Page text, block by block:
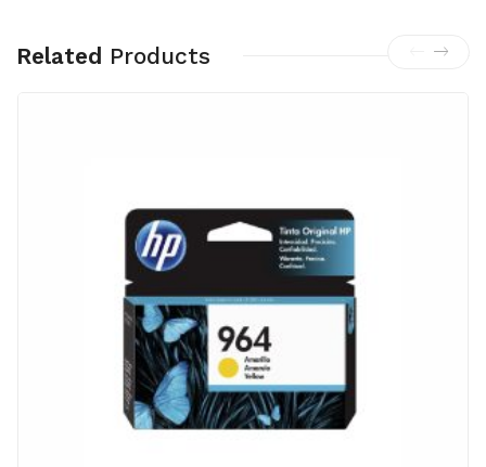
Related Products